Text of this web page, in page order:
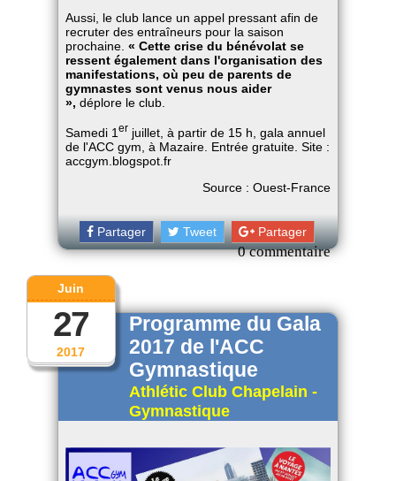
Aussi, le club lance un appel pressant afin de
recruter des entraîneurs pour la saison
prochaine.« Cette crise du bénévolat se
ressent également dans l'organisation des
manifestations, où peu de parents de
gymnastes sont venus nous aider
», déplore le club.
Samedi 1er juillet, à partir de 15 h, gala annuel
de l'ACC gym, à Mazaire. Entrée gratuite. Site :
accgym.blogspot.fr
Source : Ouest-France
Partager Tweet Partager
0 commentaire
2017
Juin
27
Programme du Gala
2017 de l'ACC
Gymnastique
Athlétic Club Chapelain -
Gymnastique